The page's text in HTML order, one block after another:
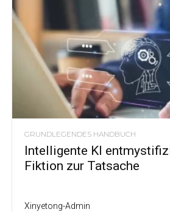
GRUNDLEGENDES HANDBUCH
Intelligente KI
Fiktion zur Tatsache
Xinyetong-Admin